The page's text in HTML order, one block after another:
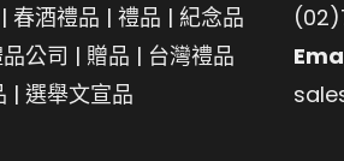
春酒禮品 | 禮品 | 紀念品
公司 | 贈品 | 台灣禮品
| 選舉文宣品